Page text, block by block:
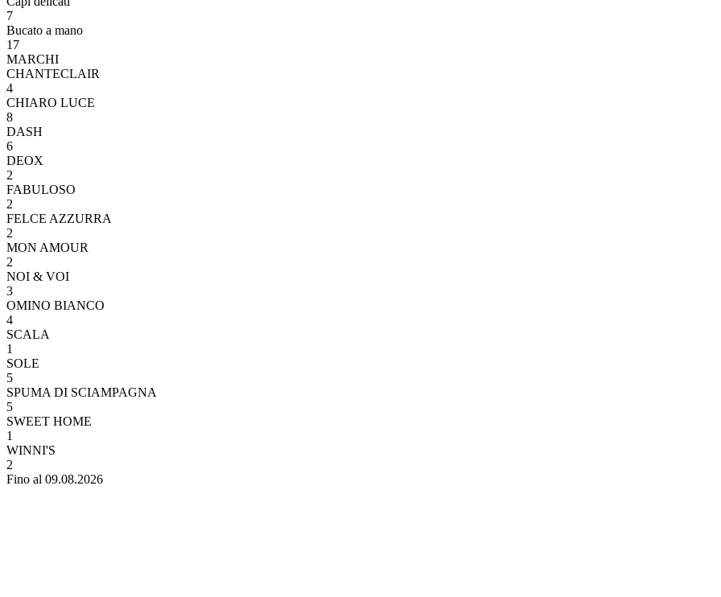
7
Bucato a mano
17
MARCHI
CHANTECLAIR
4
CHIARO LUCE
8
DASH
6
DEOX
2
FABULOSO
2
FELCE AZZURRA
2
MON AMOUR
2
NOI & VOI
3
OMINO BIANCO
4
SCALA
1
SOLE
5
SPUMA DI SCIAMPAGNA
5
SWEET HOME
1
WINNI'S
2
Fino al 09.08.2026